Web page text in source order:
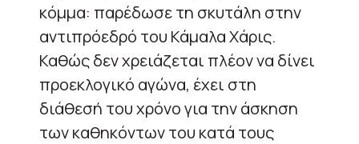
κόμμα: παρέδωσε τη σκυτάλη στην
αντιπρόεδρό του Κάμαλα Χάρις.
Καθώς δεν χρειάζεται πλέον να δίνει
προεκλογικό αγώνα, έχει στη
διάθεσή του χρόνο για την άσκηση
των καθηκόντων του κατά τους